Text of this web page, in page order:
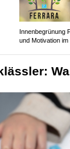
Innenbegrünung
und Motivation im